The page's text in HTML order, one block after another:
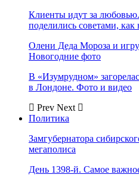
Клиенты идут за
поделились советами,
Олени Деда Мороза и
Новогодние фото
В «Изумрудном»
в Лондоне. Фото и видео
Prev Next
Политика
Замгубернатора
мегаполиса
День 1398-й. Самое